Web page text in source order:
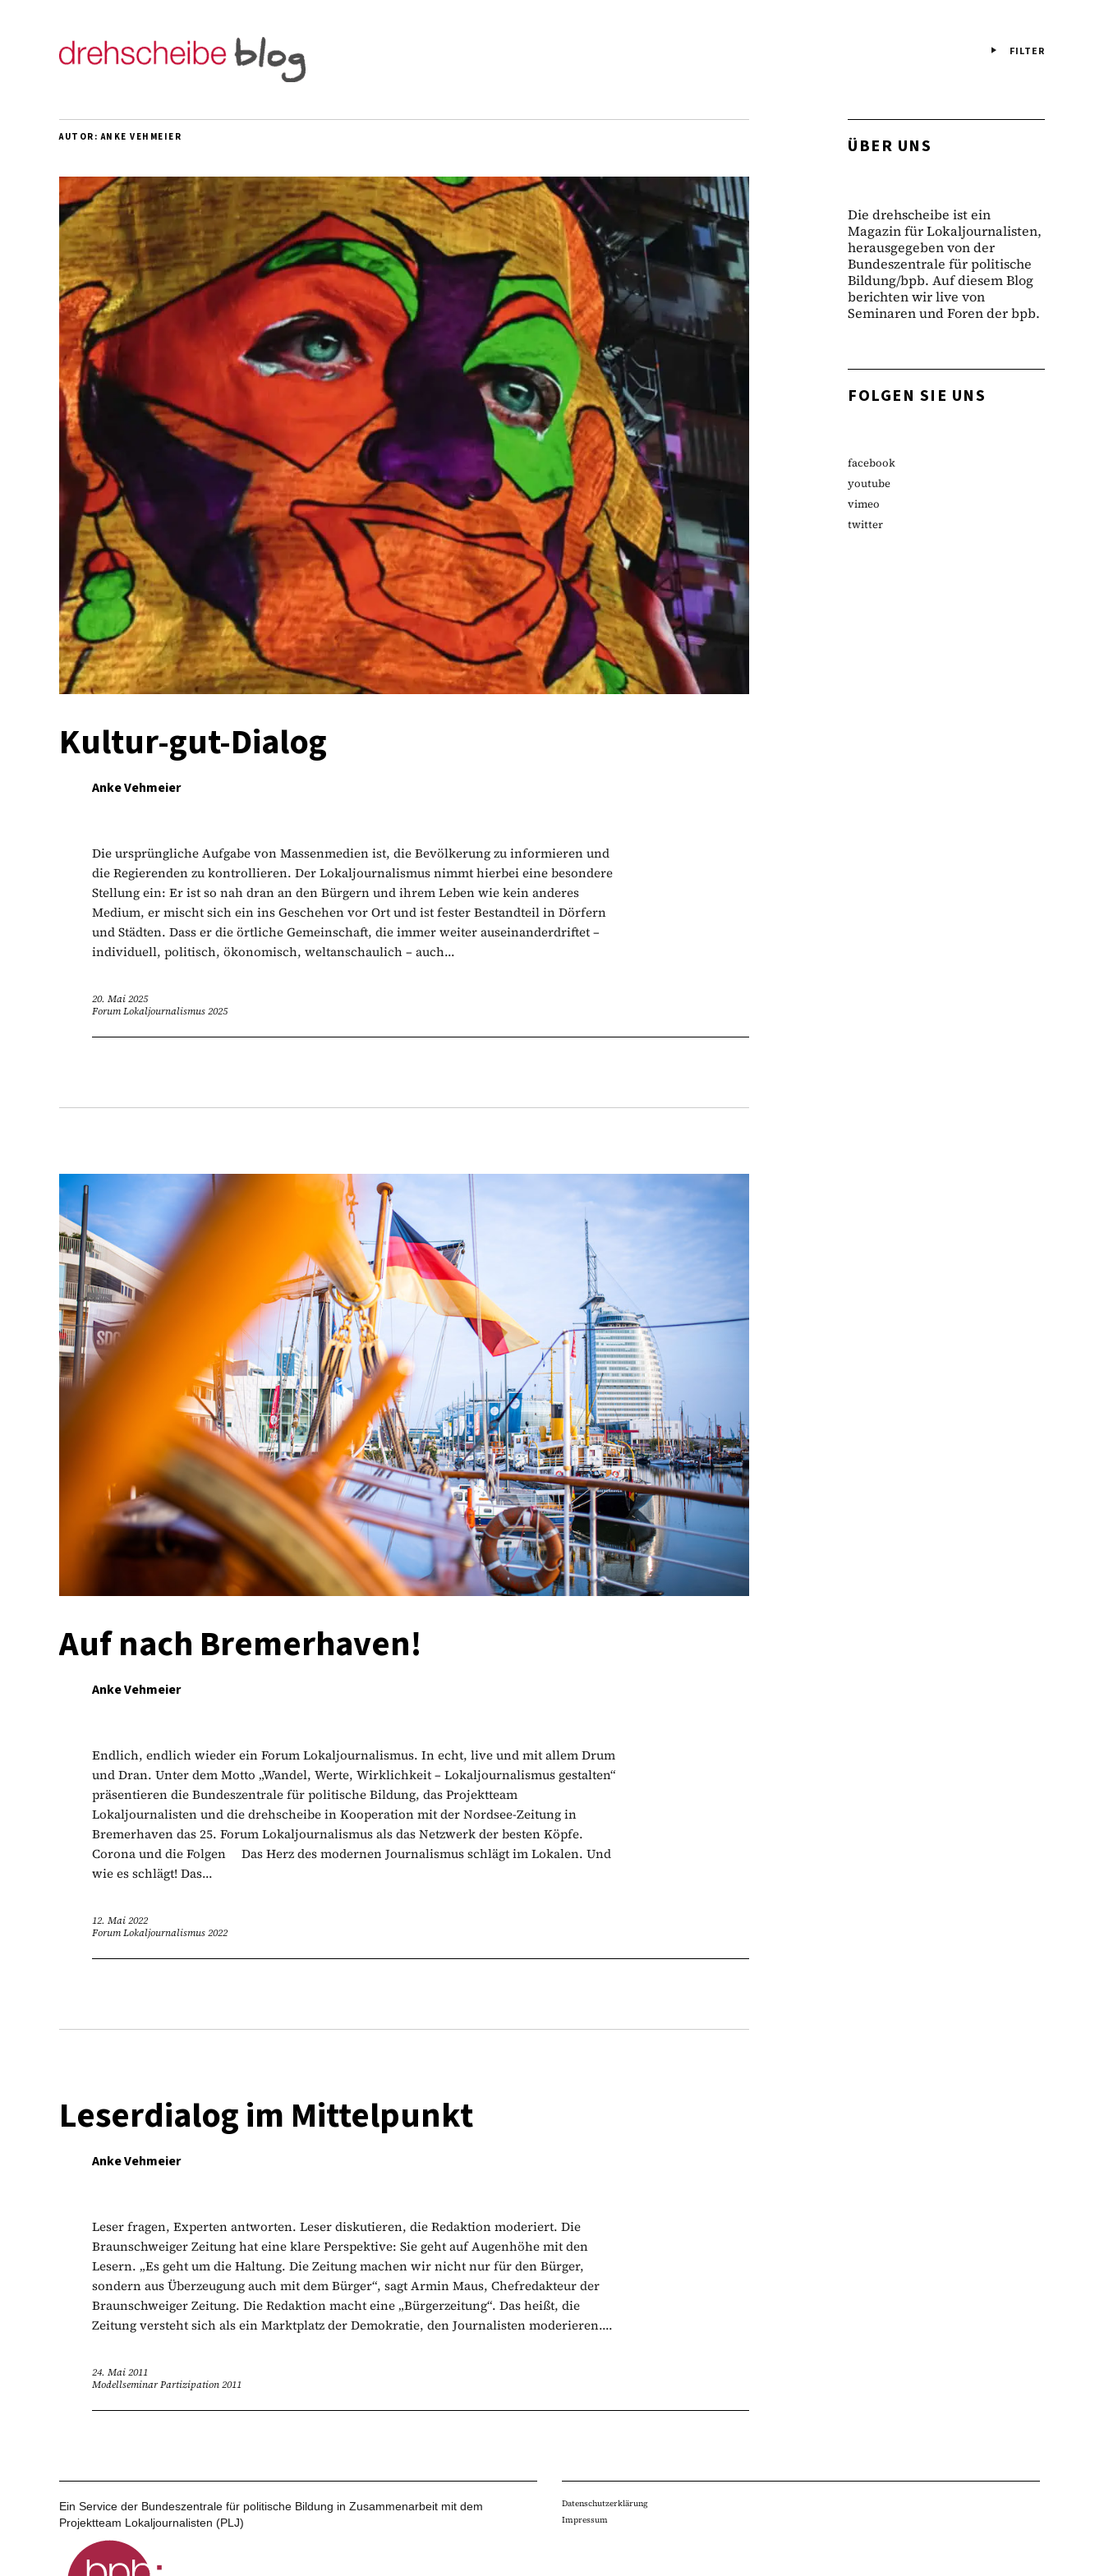
FILTER
AUTOR:ANKE VEHMEIER
Kultur-gut-Dialog
Anke Vehmeier
Die ursprüngliche Aufgabe von Massenmedien ist, die Bevölkerung zu informieren und
die Regierenden zu kontrollieren. Der Lokaljournalismus nimmt hierbei eine besondere
Stellung ein: Er ist so nah dran an den Bürgern und ihrem Leben wie kein anderes
Medium, er mischt sich ein ins Geschehen vor Ort und ist fester Bestandteil in Dörfern
und Städten. Dass er die örtliche Gemeinschaft, die immer weiter auseinanderdriftet –
individuell, politisch, ökonomisch, weltanschaulich – auch...
20. Mai 2025
Forum Lokaljournalismus 2025
Auf nach Bremerhaven!
Anke Vehmeier
Endlich, endlich wieder ein Forum Lokaljournalismus. In echt, live und mit allem Drum
und Dran. Unter dem Motto „Wandel, Werte, Wirklichkeit – Lokaljournalismus gestalten“
präsentieren die Bundeszentrale für politische Bildung, das Projektteam
Lokaljournalisten und die drehscheibe in Kooperation mit der Nordsee-Zeitung in
Bremerhaven das 25. Forum Lokaljournalismus als das Netzwerk der besten Köpfe.
Corona und die Folgen Das Herz des modernen Journalismus schlägt im Lokalen. Und
wie es schlägt! Das...
12. Mai 2022
Forum Lokaljournalismus 2022
Leserdialog im Mittelpunkt
Anke Vehmeier
Leser fragen, Experten antworten. Leser diskutieren, die Redaktion moderiert. Die
Braunschweiger Zeitung hat eine klare Perspektive: Sie geht auf Augenhöhe mit den
Lesern. „Es geht um die Haltung. Die Zeitung machen wir nicht nur für den Bürger,
sondern aus Überzeugung auch mit dem Bürger“, sagt Armin Maus, Chefredakteur der
Braunschweiger Zeitung. Die Redaktion macht eine „Bürgerzeitung“. Das heißt, die
Zeitung versteht sich als ein Marktplatz der Demokratie, den Journalisten moderieren....
24. Mai 2011
Modellseminar Partizipation 2011
ÜBER UNS
Die drehscheibe ist ein
Magazin für Lokaljournalisten,
herausgegeben von der
Bundeszentrale für politische
Bildung/bpb. Auf diesem Blog
berichten wir live von
Seminaren und Foren der bpb.
FOLGEN SIE UNS
facebook
youtube
vimeo
twitter
Ein Service der Bundeszentrale für politische Bildung in Zusammenarbeit mit dem
Projektteam Lokaljournalisten (PLJ)
Datenschutzerklärung
Impressum